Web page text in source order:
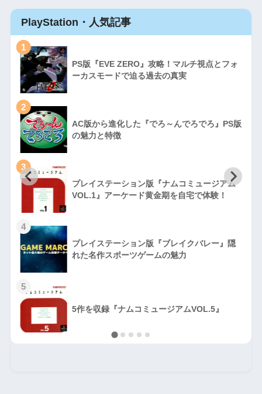
PlayStation・人気記事
1
PS版『EVE ZERO』攻略！マルチ視点とフォ
ーカスモードで迫る過去の真実
2
AC版から進化した『でろ～んでろでろ』PS版
の魅力と特徴
3
プレイステーション版『ナムコミュージアム
VOL.1』アーケード黄金期を自宅で体験！
4
プレイステーション版『ブレイクバレー』隠
れた名作スポーツゲームの魅力
5
5作を収録『ナムコミュージアムVOL.5』